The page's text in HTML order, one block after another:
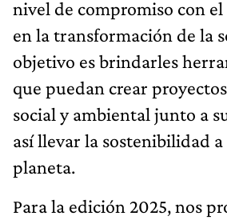
nivel de compromiso con
en la transformación de la
objetivo es brindarles
que puedan crear
social y ambiental junto a
así llevar la sostenibilidad
planeta.
Para la edición 2025, nos